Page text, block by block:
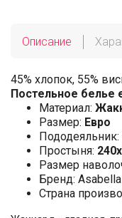
Описание
45% хлопок, 55%
Постельное
Материал:
Размер: Евро
Пододеяльник:
Простыня:
Размер
Бренд:
Страна